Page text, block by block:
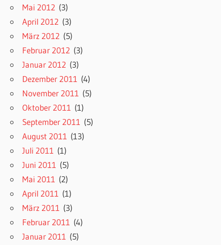
Mai 2012 (3)
April 2012 (3)
März 2012 (5)
Februar 2012 (3)
Januar 2012 (3)
Dezember 2011 (4)
November 2011 (5)
Oktober 2011 (1)
September 2011 (5)
August 2011 (13)
Juli 2011 (1)
Juni 2011 (5)
Mai 2011 (2)
April 2011 (1)
März 2011 (3)
Februar 2011 (4)
Januar 2011 (5)